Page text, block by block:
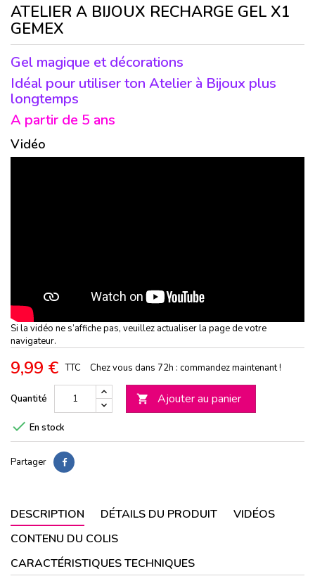
ATELIER A BIJOUX RECHARGE GEL X1
GEMEX
Gel magique et décorations
Idéal pour utiliser ton Atelier à Bijoux plus
longtemps
A partir de 5 ans
Vidéo
Si la vidéo ne s’affiche pas, veuillez actualiser la page de votre
navigateur.
9,99 € TTC Chez vous dans 72h : commandez maintenant !
Quantité  Ajouter au panier
 En stock
Partager
DESCRIPTION DÉTAILS DU PRODUIT
VIDÉOS
CONTENU DU COLIS
CARACTÉRISTIQUES TECHNIQUES